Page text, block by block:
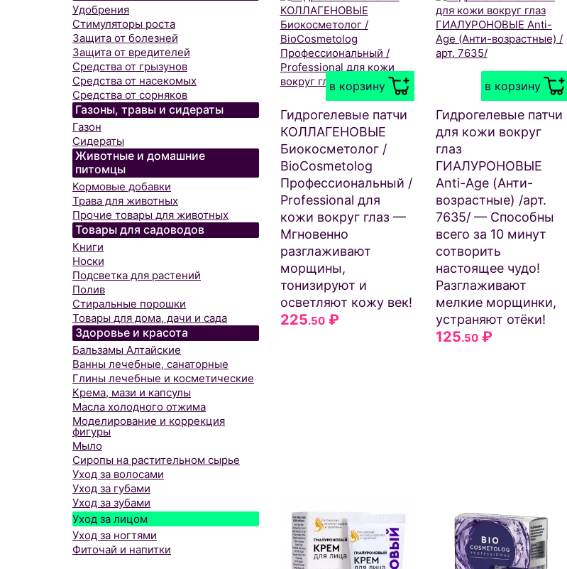
Удобрения
Стимуляторы роста
Защита от болезней
Защита от вредителей
Средства от грызунов
Средства от насекомых
Средства от сорняков
Газоны, травы и сидераты
Газон
Сидераты
Животные и домашние
питомцы
Кормовые добавки
Трава для животных
Прочие товары для животных
Товары для садоводов
Книги
Носки
Подсветка для растений
Полив
Стиральные порошки
Товары для дома, дачи и сада
Здоровье и красота
Бальзамы Алтайские
Ванны лечебные, санаторные
Глины лечебные и косметические
Крема, мази и капсулы
Масла холодного отжима
Моделирование и коррекция
фигуры
Мыло
Сиропы на растительном сырье
Уход за волосами
Уход за губами
Уход за зубами
Уход за лицом
Уход за ногтями
Фиточай и напитки
в корзину
Гидрогелевые патчи
КОЛЛАГЕНОВЫЕ
Биокосметолог /
BioCosmetolog
Профессиональный /
Professional для
кожи вокруг глаз —
Мгновенно
разглаживают
морщины,
тонизируют и
осветляют кожу век!
225.50₽
в корзину
Гидрогелевые патчи
для кожи вокруг
глаз
ГИАЛУРОНОВЫЕ
Anti-Age (Анти-
возрастные) /арт.
7635/ — Способны
всего за 10 минут
сотворить
настоящее чудо!
Разглаживают
мелкие морщинки,
устраняют отёки!
125.50₽